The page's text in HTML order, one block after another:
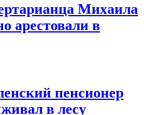
Михаила
арестовали в
пенсионер
в лесу